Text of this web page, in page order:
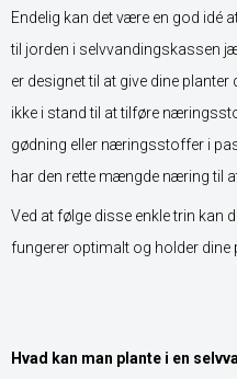
Endelig kan det være en god idé
til jorden i selvvandingskassen
er designet til at give dine
ikke i stand til at tilføre
gødning eller næringsstoffer i
har den rette mængde næring til
Ved at følge disse enkle trin kan
fungerer optimalt og holder dine
Hvad kan man plante i en